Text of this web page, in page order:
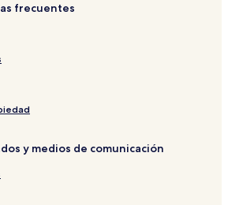
frecuentes
y medios de comunicación